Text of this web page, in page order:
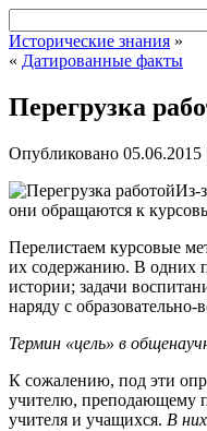
Исторические знания »
« Датированные факты
Перегрузка
Опубликовано 05.06.2015
Из-
они обращаются к
Перелистаем курсовые
их содержанию. В одних
истории; задачи
наряду с
Термин «цель» в
К сожалению, под эти
учителю, преподающему
учителя и учащихся. В